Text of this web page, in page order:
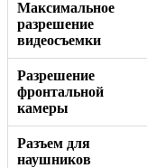
Максимальное
разрешение
видеосъемки
Разрешение
фронтальной
камеры
Разъем для
наушников